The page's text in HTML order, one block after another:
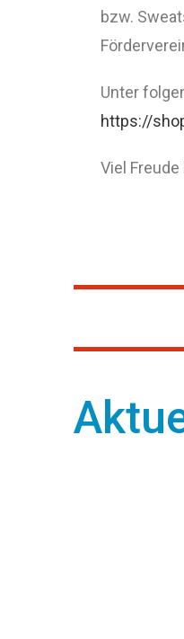
bzw.
Unter
https://
Viel